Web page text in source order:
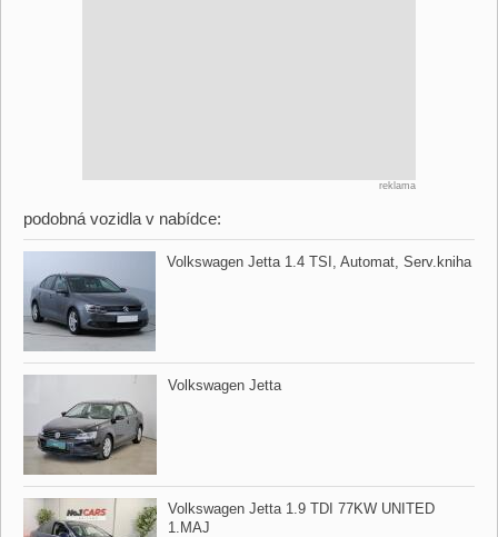
reklama
podobná vozidla v nabídce:
Volkswagen Jetta 1.4 TSI,​ Automat,​ Serv.kniha
Volkswagen Jetta
Volkswagen Jetta 1.9 TDI 77KW UNITED
1.MAJ